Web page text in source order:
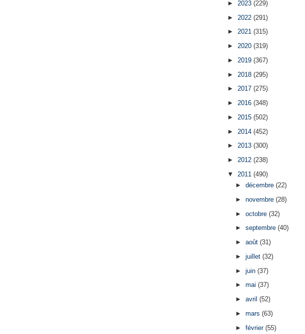
► 2023(229)
► 2022(291)
►2021(315)
►2020(319)
► 2019(367)
► 2018(295)
►2017(275)
►2016(348)
► 2015(502)
► 2014(452)
►2013(300)
►2012(238)
▼ 2011(490)
► décembre (22)
► novembre (28)
► octobre (32)
► septembre (40)
► août (31)
► juillet (32)
► juin (37)
► mai (37)
► avril (52)
► mars (63)
► février (55)